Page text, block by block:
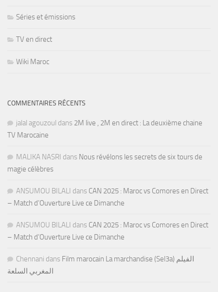
Séries et émissions
TV en direct
Wiki Maroc
COMMENTAIRES RÉCENTS
jalal agouzoul dans 2M live , 2M en direct : La deuxième chaine
TV Marocaine
MALIKA NASRI dans Nous révélons les secrets de six tours de
magie célèbres
ANSUMOU BILALI dans CAN 2025 : Maroc vs Comores en Direct
– Match d’Ouverture Live ce Dimanche
ANSUMOU BILALI dans CAN 2025 : Maroc vs Comores en Direct
– Match d’Ouverture Live ce Dimanche
Chennani dans Film marocain La marchandise (Sel3a) الفيلم
المغربي السلعة